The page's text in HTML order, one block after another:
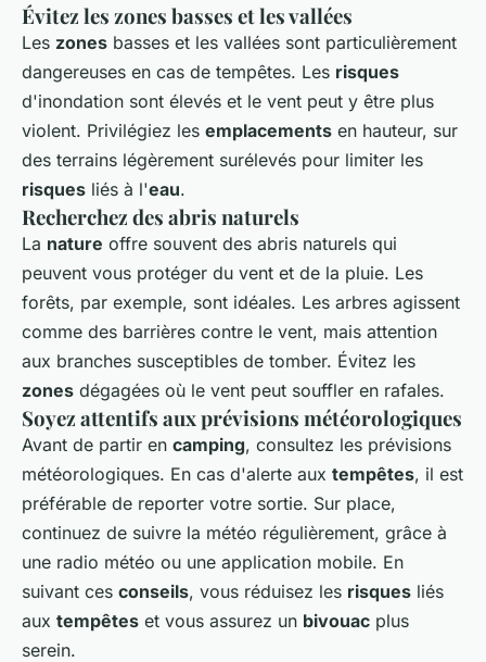
Évitez les zones basses et les vallées
Les zones basses et les vallées sont particulièrement
dangereuses en cas de tempêtes. Les risques
d'inondation sont élevés et le vent peut y être plus
violent. Privilégiez les emplacements en hauteur, sur
des terrains légèrement surélevés pour limiter les
risques liés à l'eau.
Recherchez des abris naturels
La nature offre souvent des abris naturels qui
peuvent vous protéger du vent et de la pluie. Les
forêts, par exemple, sont idéales. Les arbres agissent
comme des barrières contre le vent, mais attention
aux branches susceptibles de tomber. Évitez les
zones dégagées où le vent peut souffler en rafales.
Soyez attentifs aux prévisions météorologiques
Avant de partir en camping, consultez les prévisions
météorologiques. En cas d'alerte aux tempêtes, il est
préférable de reporter votre sortie. Sur place,
continuez de suivre la météo régulièrement, grâce à
une radio météo ou une application mobile. En
suivant ces conseils, vous réduisez les risques liés
aux tempêtes et vous assurez un bivouac plus
serein.